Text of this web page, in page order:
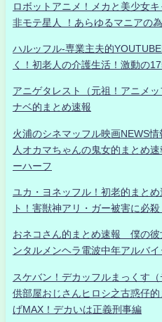
ロボットアニメ！メカと美少女
非モテ星人 ！あらゆるマニアの
ハルッフル-専業主夫的
く！初老人の介護生活！激動の
アニゲタレスト（元祖！アニメ
ナベ的まとめ速報
火浦のシネマッフル映画NEWS
人オカマちゃんの鬼女的まとめ
ーハーフ
ユカ・ヨネッフル！初老的まと
ト！害獣神アリ・ガー被害に必
おネコさん的まとめ速報 僕の彼
ンタルメンヘラ電波中年アルバ
スケバン！デカッフルまっくす
供部屋おじさんヒロシ之古惑仔
げMAX！デカいは正義刑事編